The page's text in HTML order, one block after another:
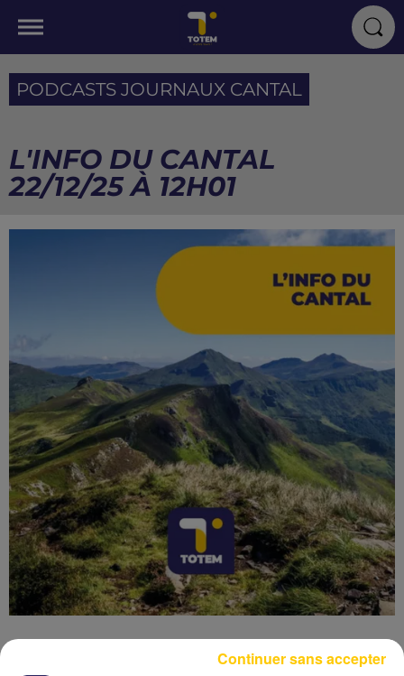
PODCASTS JOURNAUX CANTAL
L'INFO DU CANTAL
22/12/25 À 12H01
Continuer sans accepter